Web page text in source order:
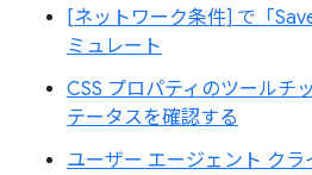
[ネットワーク条件] で「
ミュレート
CSS プロパティのツールチ
テータスを確認する
ユーザー エージェント ク